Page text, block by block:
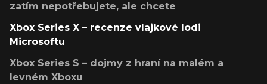
zatím nepotřebujete, ale chcete
Xbox Series X – recenze vlajkové lodi
Microsoftu
Xbox Series S – dojmy z hraní na malém a
levném Xboxu